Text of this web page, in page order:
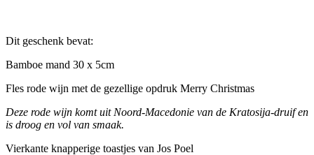
Dit geschenk bevat:
Bamboe mand 30 x 5cm
Fles rode wijn met de gezellige opdruk Merry Christmas
Deze rode wijn komt uit Noord-Macedonie van de Kratosija-druif en
is droog en vol van smaak.
Vierkante knapperige toastjes van Jos Poel